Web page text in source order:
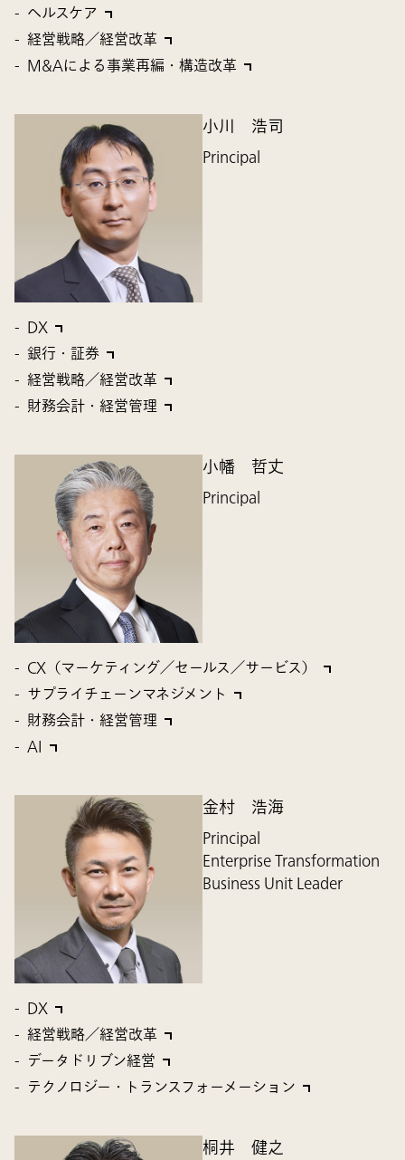
ヘルスケア
経営戦略／経営改革
M&Aによる事業再編・構造改革
小川 浩司
Principal
DX
銀行・証券
経営戦略／経営改革
財務会計・経営管理
小幡 哲丈
Principal
CX（マーケティング／セールス／サービス）
サプライチェーンマネジメント
財務会計・経営管理
AI
金村 浩海
Principal
Enterprise Transformation
Business Unit Leader
DX
経営戦略／経営改革
データドリブン経営
テクノロジー・トランスフォーメーション
桐井 健之